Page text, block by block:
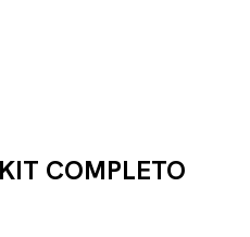
KIT COMPLETO